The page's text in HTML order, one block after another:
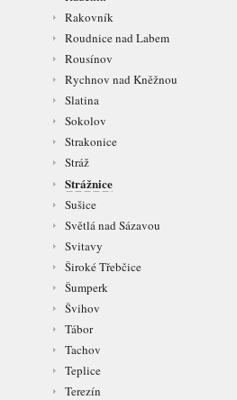
Rakovník
Roudnice nad Labem
Rousínov
Rychnov nad Kněžnou
Slatina
Sokolov
Strakonice
Stráž
Strážnice
Sušice
Světlá nad Sázavou
Svitavy
Široké Třebčice
Šumperk
Švihov
Tábor
Tachov
Teplice
Terezín